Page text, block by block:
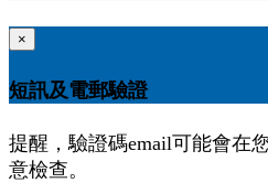
×
短訊及電郵驗證
提醒，驗證碼email可能會在
意檢查。